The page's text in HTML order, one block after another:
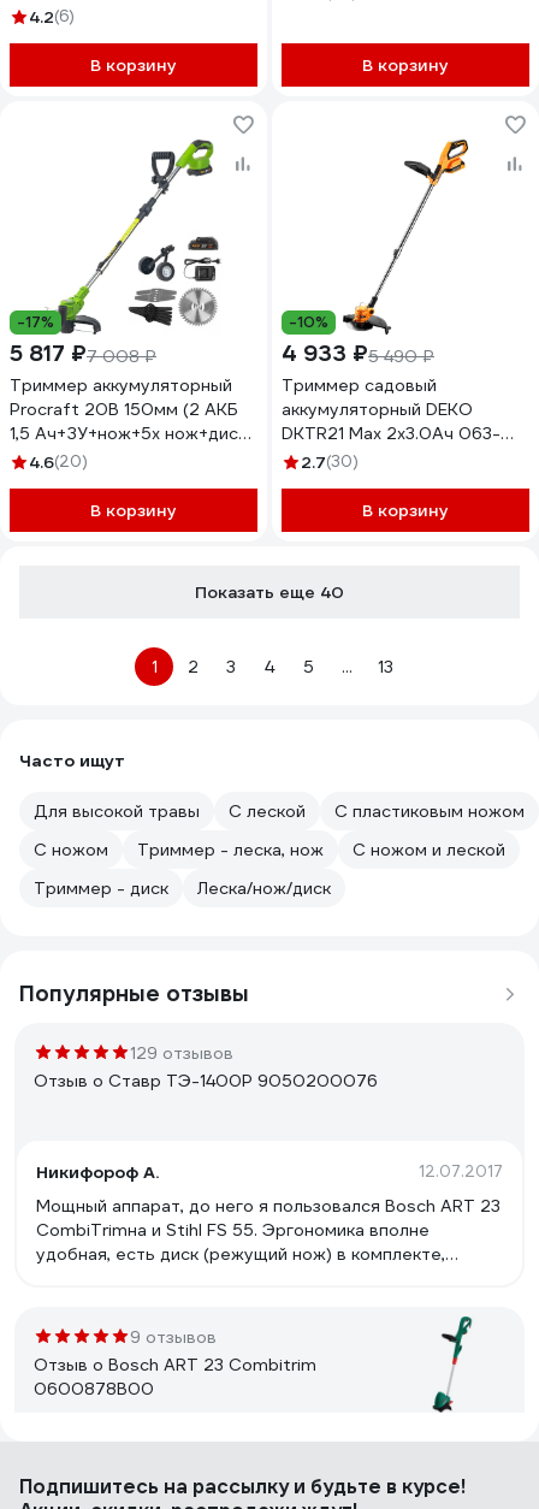
нож+катушка) PTA25BL
4.2(6)
В корзину В корзину
-17%
5 817 ₽7 008 ₽
Триммер аккумуляторный
Procraft 20В 150мм (2 АКБ
1,5 Ач+ЗУ+нож+5х нож+диск)
PTA25
4.6(20)
В корзину
-10%
4 933 ₽5 490 ₽
Триммер садовый
аккумуляторный DEKO
DKTR21 Max 2x3.0Ач 063-
4239-1
2.7(30)
В корзину
Показать еще 40
1 2 3 4 5 ... 13
Часто ищут
Для высокой травы С леской
С пластиковым ножом
С ножом
Триммер - леска, нож
С ножом и леской
Триммер - диск
Леска/нож/диск
Популярные отзывы
129 отзывов
Отзыв о Ставр ТЭ-1400Р 9050200076
Никифороф А. 12.07.2017
Мощный аппарат, до него я пользовался Bosch ART 23
CombiTrimна и Stihl FS 55. Эргономика вполне
удобная, есть диск (режущий нож) в комплекте,
землю прямо во время работы (не знаю есть в других
такая опция, знаю что есть и варианты с
автоматической подачей), сделан из хороших
материалов, на кожухе есть ограничительный нож для
установкой, реально убережет пластик от порчи и
работать. Кроме добавления лески в шпульку никаких
9 отзывов
Отзыв о Bosch ART 23 Combitrim
0600878B00
Легкий. Отлично скашивает даже высокую траву. Не
Подпишитесь на рассылкуи будьте в курсе!